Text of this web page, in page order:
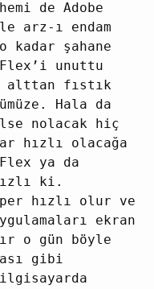
de Adobe
arz-ı endam
şahane
unuttu
alttan fıstık
Hala da
nolacak hiç
hızlı olacağa
ya da
ki.
hızlı olur ve
ekran
o gün böyle
gibi